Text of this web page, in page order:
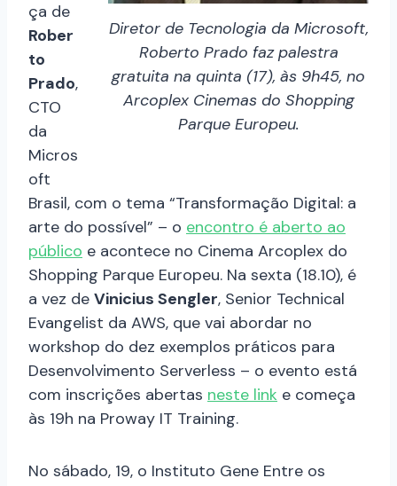
Diretor de Tecnologia da Microsoft,
Roberto Prado faz palestra
gratuita na quinta (17), às 9h45, no
Arcoplex Cinemas do Shopping
Parque Europeu.
ça de
Rober
to
Prado,
CTO
da
Micros
oft
Brasil, com o tema “Transformação Digital: a
arte do possível” – o encontro é aberto ao
público e acontece no Cinema Arcoplex do
Shopping Parque Europeu. Na sexta (18.10), é
a vez de Vinicius Sengler, Senior Technical
Evangelist da AWS, que vai abordar no
workshop do dez exemplos práticos para
Desenvolvimento Serverless – o evento está
com inscrições abertas neste link e começa
às 19h na Proway IT Training.
No sábado, 19, o Instituto Gene Entre os